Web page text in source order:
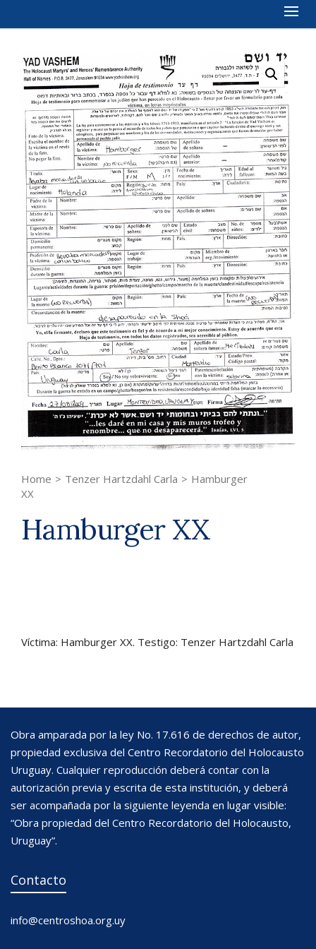
Home > Tenzer Hartzdahl Carla > Hamburger
XX
Hamburger XX
Víctima: Hamburger XX. Testigo: Tenzer Hartzdahl Carla
Obra amparada por la ley No. 17.616 de derechos de autor,
propiedad exclusiva del Centro Recordatorio del Holocausto
Uruguay. Cualquier reproducción deberá contar con la
autorización previa y escrita de esta institución, y deberá
ser acompañada por la siguiente leyenda en lugar visible:
“Obra propiedad del Centro Recordatorio del Holocausto,
Uruguay”.
Contacto
info@centroshoa.org.uy